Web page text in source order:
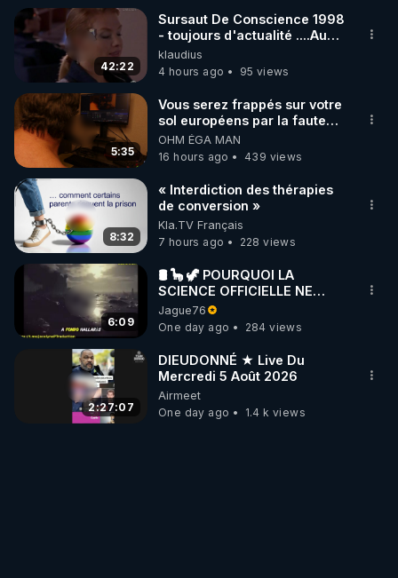
42:22
Sursaut De Conscience 1998
- toujours d'actualité ....Au
Dela Du Réel
klaudius
4 hours ago
95 views
5:35
Vous serez frappés sur votre
sol européens par la faute
des dirigeants qui s'en
mettent dans le nez
OHM ÉGA MAN
16 hours ago
439 views
8:32
« Interdiction des thérapies
de conversion »
Kla.TV Français
7 hours ago
228 views
6:09
🛢 🦕 🦖 POURQUOI LA
SCIENCE OFFICIELLE NE
CONNAÎT-ELLE PAS LA VRAIE
ORIGINE DU PÉTROLE ?
Jague76
One day ago
284 views
2:27:07
DIEUDONNÉ ★ Live Du
Mercredi 5 Août 2026
Airmeet
One day ago
1.4 k views